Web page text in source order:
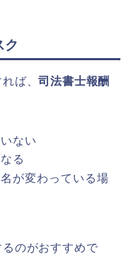
ク
れば、司法書士報酬
ない
る
が変わっている場
るのがおすすめで